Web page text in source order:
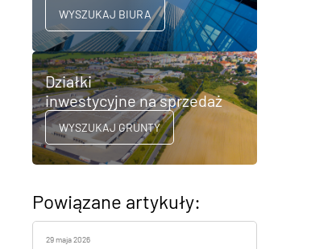
WYSZUKAJ BIURA
Działki
inwestycyjne na sprzedaż
WYSZUKAJ GRUNTY
Powiązane artykuły:
29 maja 2026